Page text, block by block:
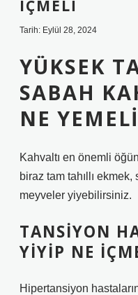
IÇMELI
Tarih: Eylül 28, 2024
YÜKSEK
SABAH
NE
Kahvaltı en önemli
biraz tam tahıllı
meyveler yiyebilirsiniz.
TANSIYON
YIYIP NE
Hipertansiyon